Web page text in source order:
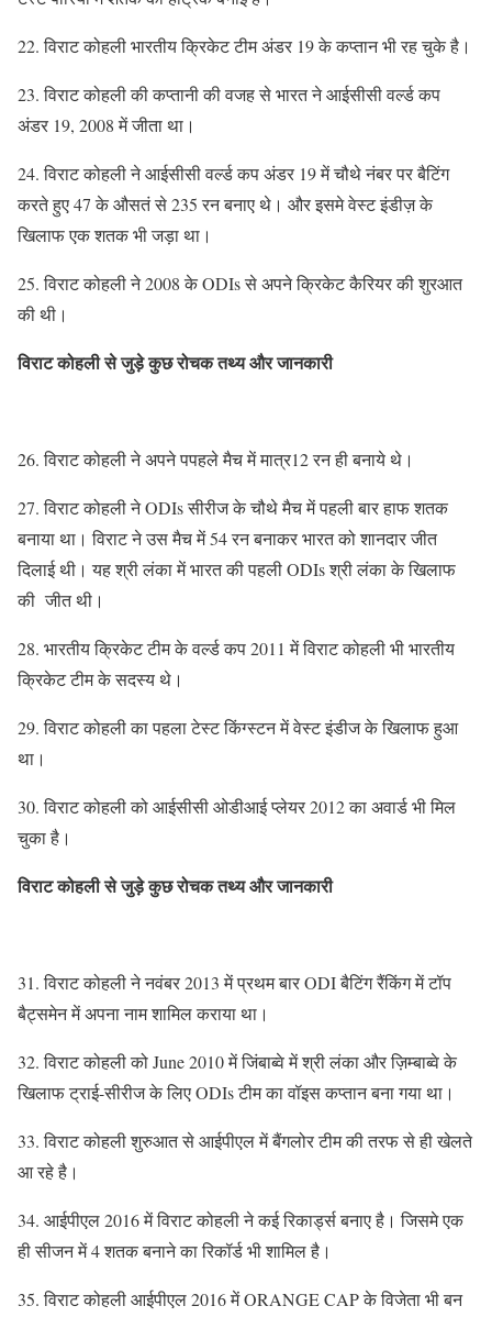
22. विराट कोहली भारतीय क्रिकेट टीम अंडर 19 के कप्तान भी रह चुके है।
23. विराट कोहली की कप्तानी की वजह से भारत ने आईसीसी वर्ल्ड कप
अंडर 19, 2008 में जीता था।
24. विराट कोहली ने आईसीसी वर्ल्ड कप अंडर 19 में चौथे नंबर पर बैटिंग
करते हुए 47 के औसतं से 235 रन बनाए थे। और इसमे वेस्ट इंडीज़ के
खिलाफ एक शतक भी जड़ा था।
25. विराट कोहली ने 2008 के ODIs से अपने क्रिकेट कैरियर की शुरआत
की थी।
विराट कोहली से जुड़े कुछ रोचक तथ्य और जानकारी
26. विराट कोहली ने अपने पपहले मैच में मात्र12 रन ही बनाये थे।
27. विराट कोहली ने ODIs सीरीज के चौथे मैच में पहली बार हाफ शतक
बनाया था। विराट ने उस मैच में 54 रन बनाकर भारत को शानदार जीत
दिलाई थी। यह श्री लंका में भारत की पहली ODIs श्री लंका के खिलाफ
की जीत थी।
28. भारतीय क्रिकेट टीम के वर्ल्ड कप 2011 में विराट कोहली भी भारतीय
क्रिकेट टीम के सदस्य थे।
29. विराट कोहली का पहला टेस्ट किंग्स्टन में वेस्ट इंडीज के खिलाफ हुआ
था।
30. विराट कोहली को आईसीसी ओडीआई प्लेयर 2012 का अवार्ड भी मिल
चुका है।
विराट कोहली से जुड़े कुछ रोचक तथ्य और जानकारी
31. विराट कोहली ने नवंबर 2013 में प्रथम बार ODI बैटिंग रैंकिंग में टॉप
बैट्समेन में अपना नाम शामिल कराया था।
32. विराट कोहली को June 2010 में जिंबाब्वे में श्री लंका और ज़िम्बाब्वे के
खिलाफ ट्राई-सीरीज के लिए ODIs टीम का वॉइस कप्तान बना गया था।
33. विराट कोहली शुरुआत से आईपीएल में बैंगलोर टीम की तरफ से ही खेलते
आ रहे है।
34. आईपीएल 2016 में विराट कोहली ने कई रिकार्ड्स बनाए है। जिसमे एक
ही सीजन में 4 शतक बनाने का रिकॉर्ड भी शामिल है।
35. विराट कोहली आईपीएल 2016 में ORANGE CAP के विजेता भी बन